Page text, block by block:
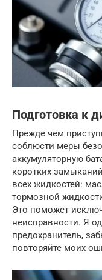
Подготовка к
Прежде чем
соблюсти меры
аккумуляторную
коротких
всех жидкостей:
тормозной
Это поможет
неисправности. Я
предохранитель,
повторяйте моих